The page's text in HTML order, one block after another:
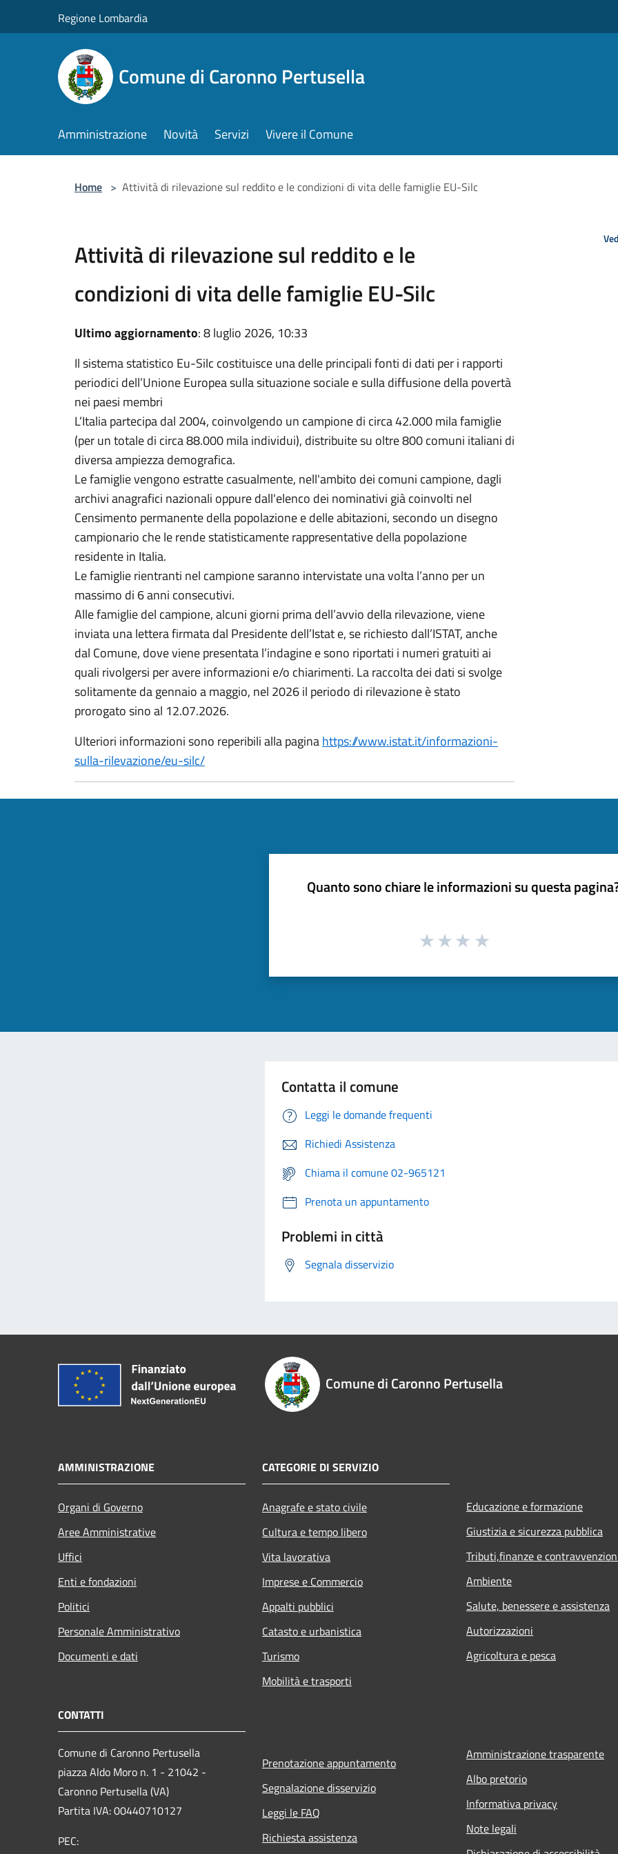
Regione Lombardia
Comune di Caronno Pertusella
Amministrazione Novità Servizi Vivere il Comune
Home > Attività di rilevazione sul reddito e le condizioni di vita delle famiglie EU-Silc
Attività di rilevazione sul reddito e le
condizioni di vita delle famiglie EU-Silc
Ultimo aggiornamento: 8 luglio 2026, 10:33
Il sistema statistico Eu-Silc costituisce una delle principali fonti di dati per i rapporti
periodici dell’Unione Europea sulla situazione sociale e sulla diffusione della povertà
nei paesi membri
L’Italia partecipa dal 2004, coinvolgendo un campione di circa 42.000 mila famiglie
(per un totale di circa 88.000 mila individui), distribuite su oltre 800 comuni italiani di
diversa ampiezza demografica.
Le famiglie vengono estratte casualmente, nell'ambito dei comuni campione, dagli
archivi anagrafici nazionali oppure dall'elenco dei nominativi già coinvolti nel
Censimento permanente della popolazione e delle abitazioni, secondo un disegno
campionario che le rende statisticamente rappresentative della popolazione
residente in Italia.
Le famiglie rientranti nel campione saranno intervistate una volta l’anno per un
massimo di 6 anni consecutivi.
Alle famiglie del campione, alcuni giorni prima dell’avvio della rilevazione, viene
inviata una lettera firmata dal Presidente dell’Istat e, se richiesto dall’ISTAT, anche
dal Comune, dove viene presentata l’indagine e sono riportati i numeri gratuiti ai
quali rivolgersi per avere informazioni e/o chiarimenti. La raccolta dei dati si svolge
solitamente da gennaio a maggio, nel 2026 il periodo di rilevazione è stato
prorogato sino al 12.07.2026.
Ulteriori informazioni sono reperibili alla paginahttps://www.istat.it/informazioni-
sulla-rilevazione/eu-silc/
Quanto sono chiare le informazioni su questa
Contatta il comune
Leggi le domande frequenti
Richiedi Assistenza
Chiama il comune 02-965121
Prenota un appuntamento
Problemi in città
Segnala disservizio
Comune di Caronno Pertusella
AMMINISTRAZIONE
Organi di Governo
Aree Amministrative
Uffici
Enti e fondazioni
Politici
Personale Amministrativo
Documenti e dati
CATEGORIE DI SERVIZIO
Anagrafe e stato civile
Cultura e tempo libero
Vita lavorativa
Imprese e Commercio
Appalti pubblici
Catasto e urbanistica
Turismo
Mobilità e trasporti
Educazione e formazione
Giustizia e sicurezza pubblica
Tributi,finanze e
Ambiente
Salute, benessere e assistenza
Autorizzazioni
Agricoltura e pesca
CONTATTI
Comune di Caronno Pertusella
piazza Aldo Moro n. 1 - 21042 -
Caronno Pertusella (VA)
Partita IVA: 00440710127
PEC:
Prenotazione appuntamento
Segnalazione disservizio
Leggi le FAQ
Richiesta assistenza
Amministrazione trasparente
Albo pretorio
Informativa privacy
Note legali